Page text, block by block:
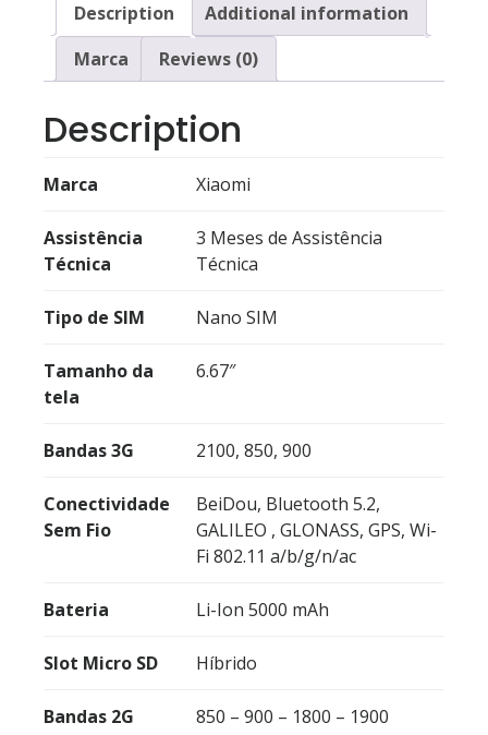
Description
Additional information
Marca
Reviews (0)
Description
Marca Xiaomi
Assistência
Técnica
3 Meses de Assistência
Técnica
Tipo de SIM Nano SIM
Tamanho da
tela
6.67″
Bandas 3G 2100, 850, 900
Conectividade
Sem Fio
BeiDou, Bluetooth 5.2,
GALILEO , GLONASS, GPS, Wi-
Fi 802.11 a/b/g/n/ac
Bateria Li-Ion 5000 mAh
Slot Micro SD Híbrido
Bandas 2G 850 – 900 – 1800 – 1900